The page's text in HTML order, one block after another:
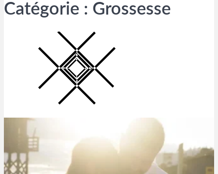
Catégorie : Grossesse